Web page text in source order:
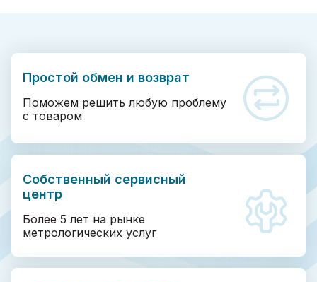
Простой обмен и возврат
Поможем решить любую проблему
с товаром
Собственный сервисный
центр
Более 5 лет на рынке
метрологических услуг